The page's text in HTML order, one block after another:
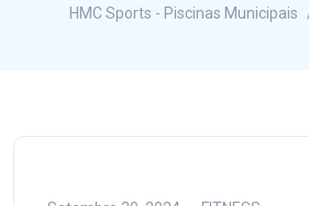
HMC Sports - Piscinas Municipais